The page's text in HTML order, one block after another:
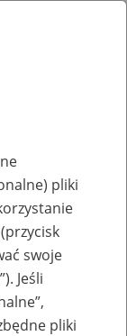
pliki
swoje
Jeśli
pliki